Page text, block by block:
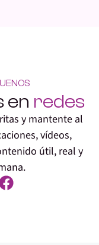
en redes
y mantente al
vídeos,
útil, real y